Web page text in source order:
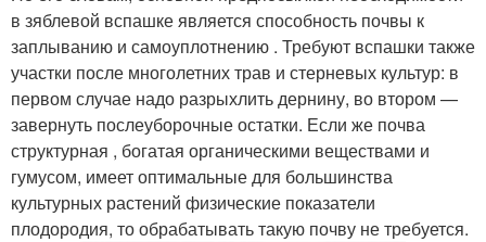
в зяблевой вспашке является способность почвы к
заплыванию и самоуплотнению . Требуют вспашки также
участки после многолетних трав и стерневых культур: в
первом случае надо разрыхлить дернину, во втором —
завернуть послеуборочные остатки. Если же почва
структурная , богатая органическими веществами и
гумусом, имеет оптимальные для большинства
культурных растений физические показатели
плодородия, то обрабатывать такую почву не требуется.